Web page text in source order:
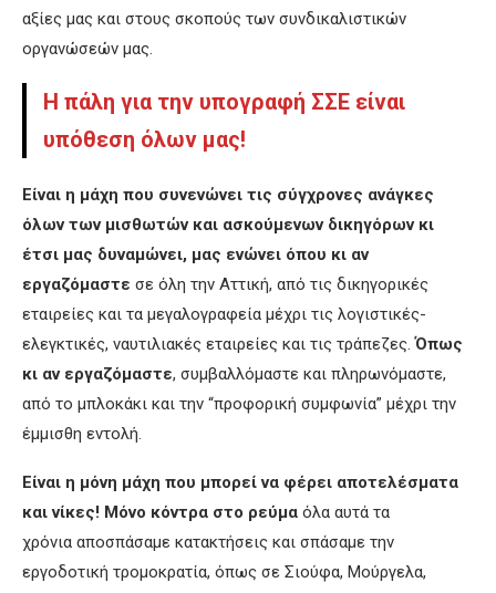
αξίες μας και στους σκοπούς των συνδικαλιστικών
οργανώσεών μας.
Η πάλη για την υπογραφή ΣΣΕ είναι
υπόθεση όλων μας!
Είναι η μάχη που συνενώνει τις σύγχρονες ανάγκες
όλων των μισθωτών και ασκούμενων δικηγόρων κι
έτσι μας δυναμώνει, μας ενώνει όπου κι αν
εργαζόμαστε σε όλη την Αττική, από τις δικηγορικές
εταιρείες και τα μεγαλογραφεία μέχρι τις λογιστικές-
ελεγκτικές, ναυτιλιακές εταιρείες και τις τράπεζες.Όπως
κι αν εργαζόμαστε, συμβαλλόμαστε και πληρωνόμαστε,
από το μπλοκάκι και την “προφορική συμφωνία” μέχρι την
έμμισθη εντολή.
Είναι η μόνη μάχη που μπορεί να φέρει αποτελέσματα
και νίκες! Μόνο κόντρα στο ρεύμα όλα αυτά τα
χρόνια αποσπάσαμε κατακτήσεις και σπάσαμε την
εργοδοτική τρομοκρατία, όπως σε Σιούφα, Μούργελα,